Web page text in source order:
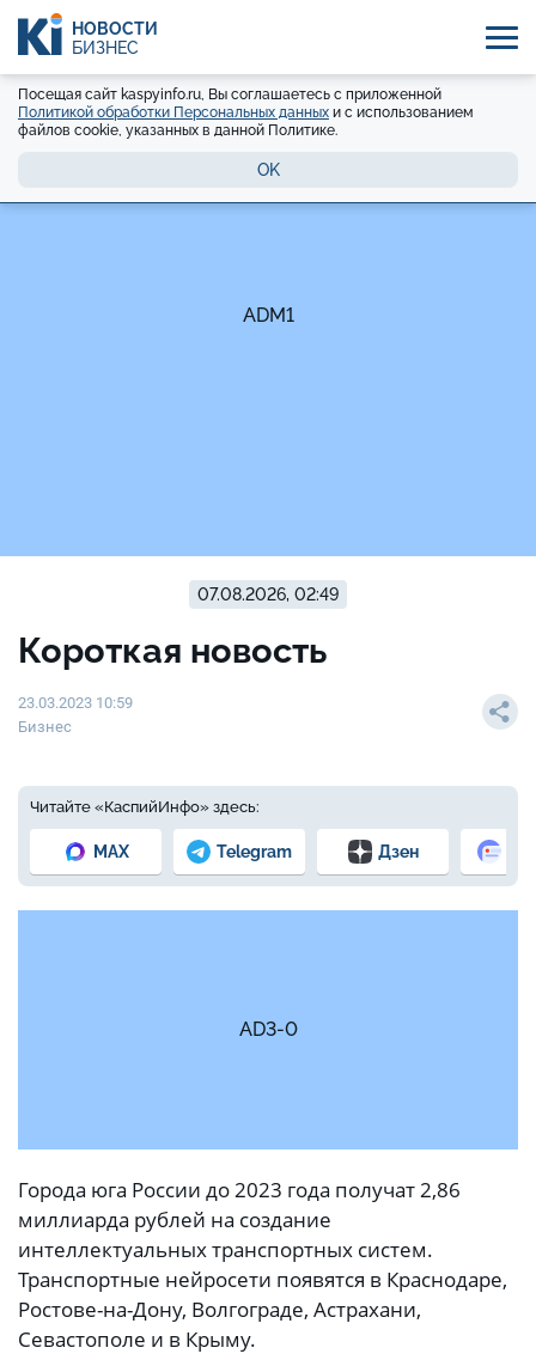
НОВОСТИ
БИЗНЕС
Посещая сайт kaspyinfo.ru, Вы соглашаетесь с приложенной
Политикой обработки Персональных данных и с использованием
файлов cookie, указанных в данной Политике.
OK
ADM1
07.08.2026, 02:49
Короткая новость
23.03.2023 10:59
Бизнес
Читайте «КаспийИнфо» здесь:
MAX Telegram Дзен
AD3-0
Города юга России до 2023 года получат 2,86
миллиарда рублей на создание
интеллектуальных транспортных систем.
Транспортные нейросети появятся в Краснодаре,
Ростове-на-Дону, Волгограде, Астрахани,
Севастополе и в Крыму.